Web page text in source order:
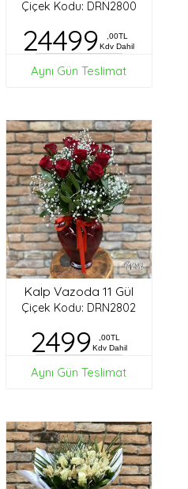
Çiçek Kodu: DRN2800
24499
,00TL
Kdv Dahil
Aynı Gün Teslimat
Kalp Vazoda 11 Gül
Çiçek Kodu: DRN2802
2499
,00TL
Kdv Dahil
Aynı Gün Teslimat